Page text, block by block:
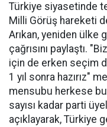
Türkiye siyasetinde
Milli Görüş hareketi
Arıkan, yeniden ülke
çağrısını paylaştı.
için de erken seçim
1 yıl sonra hazırız"
mensubu herkese
sayısı kadar parti
açıklayarak, Türkiye